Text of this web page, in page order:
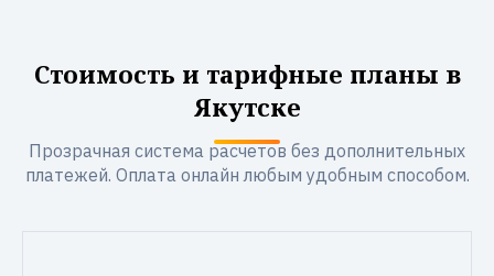
Стоимость и тарифные планы в
Якутске
Прозрачная система расчетов без дополнительных
платежей. Оплата онлайн любым удобным способом.